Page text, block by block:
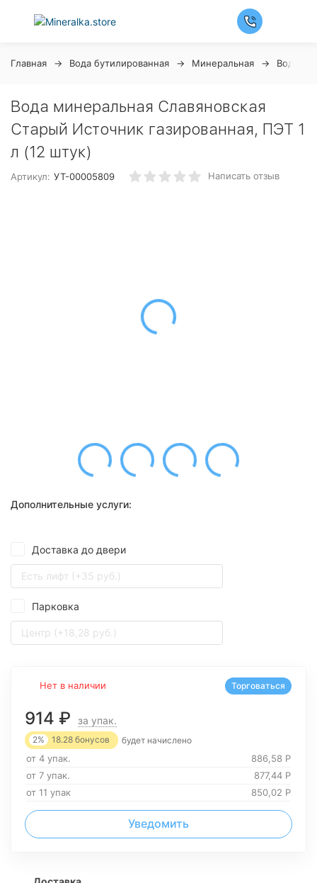
Главная Вода бутилированная Минеральная Вода
Вода минеральная Славяновская
Старый Источник газированная, ПЭТ 1
л (12 штук)
Артикул: УТ-00005809 Написать отзыв
Дополнительные услуги:
Доставка до двери
Есть лифт (+35 руб.)
Парковка
Центр (+18,28 руб.)
Нет в наличии
914 ₽ за упак.
2% 18.28 бонусов будет начислено
от 4 упак. 886,58 Р
от 7 упак.
877,44 Р
от 11 упак
850,02 Р
Уведомить
Торговаться